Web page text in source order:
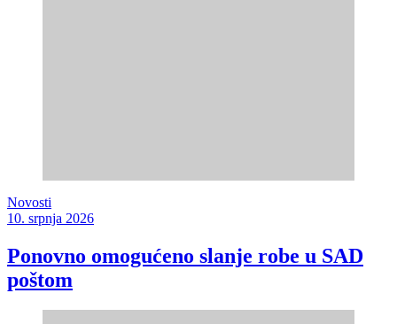
Novosti
10. srpnja 2026
Ponovno omogućeno slanje robe u SAD
poštom